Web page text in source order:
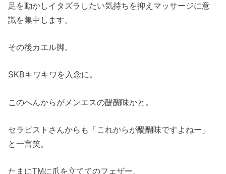
足を動かしイタズラしたい気持ちを抑えマッサージに意
識を集中します。
その後カエル脚。
SKBキワキワを入念に。
このへんからがメンエスの醍醐味かと。
セラピストさんからも「これからが醍醐味ですよねー」
と一言笑。
たまにTMに爪を立ててのフェザー。